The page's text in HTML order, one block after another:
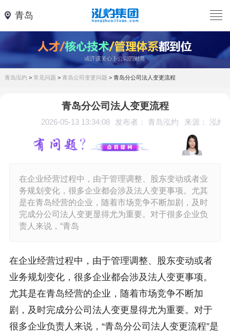
青岛
青岛泓灼 > 常见问题 > 青岛公司变更问题 > 青岛分公司法人变更流程
青岛分公司法人变更流程
2026-05-13 13:34:08 发布者： 青岛泓灼 来源： 泓灼
在企业经营过程中，由于管理调整、股东变动或者业
务规划变化，很多企业都会涉及法人变更事项。尤其
是在青岛经营的企业，随着市场竞争不断加剧，及时
完成分公司法人变更显得尤为重要。对于很多企业负
责人来说，“青岛
在企业经营过程中，由于管理调整、股东变动或者
业务规划变化，很多企业都会涉及法人变更事项。
尤其是在青岛经营的企业，随着市场竞争不断加
剧，及时完成分公司法人变更显得尤为重要。对于
很多企业负责人来说，“青岛分公司法人变更流程”是